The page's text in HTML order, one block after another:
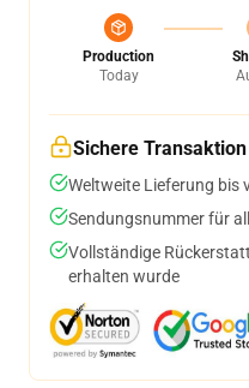
Production
Today
Sichere Transaktion
Weltweite Lieferung bis
Sendungsnummer für
Vollständige
erhalten wurde